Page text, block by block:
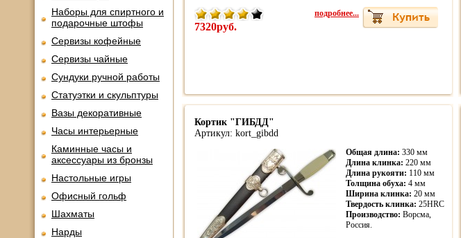
Наборы для спиртного и
подарочные штофы
Сервизы кофейные
Сервизы чайные
Сундуки ручной работы
Статуэтки и скульптуры
Вазы декоративные
Часы интерьерные
Каминные часы и
аксессуары из бронзы
Настольные игры
Офисный гольф
Шахматы
Нарды
7320руб.
подробнее...
Кортик "ГИБДД"
Артикул: kort_gibdd
Общая длина: 330 мм
Длина клинка: 220 мм
Длина рукояти: 110 мм
Толщина обуха: 4 мм
Ширина клинка: 20 мм
Твердость клинка: 25HRC
Производство: Ворсма,
Россия.